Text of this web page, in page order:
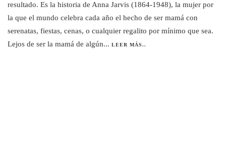
resultado. Es la historia de Anna Jarvis (1864-1948), la mujer por
la que el mundo celebra cada año el hecho de ser mamá con
serenatas, fiestas, cenas, o cualquier regalito por mínimo que sea.
Lejos de ser la mamá de algún... LEER MÁS..